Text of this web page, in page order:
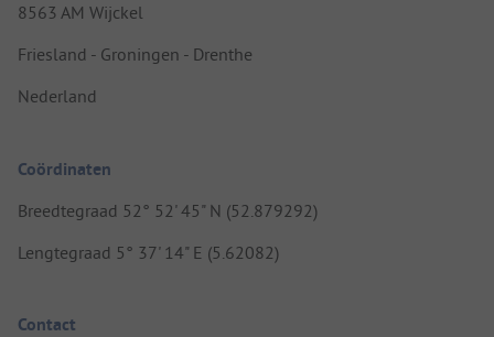
8563 AM Wijckel
Friesland - Groningen - Drenthe
Nederland
Coördinaten
Breedtegraad 52° 52' 45" N (52.879292)
Lengtegraad 5° 37' 14" E (5.62082)
Contact